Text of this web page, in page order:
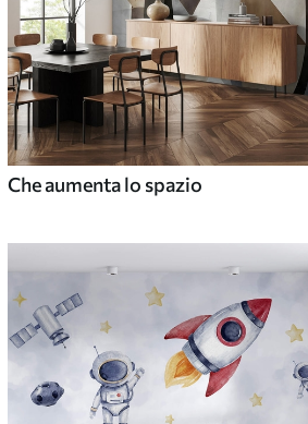
Che aumenta lo spazio